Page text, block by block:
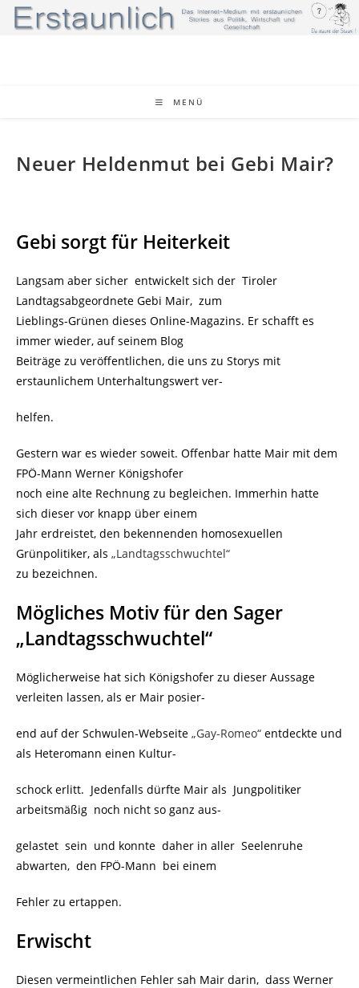
Zum
Inhalt
MENÜ
Neuer Heldenmut bei Gebi Mair?
Gebi sorgt für Heiterkeit
Langsam aber sicher entwickelt sich der Tiroler
Landtagsabgeordnete Gebi Mair, zum
Lieblings-Grünen dieses Online-Magazins. Er schafft es
immer wieder, auf seinem Blog
Beiträge zu veröffentlichen, die uns zu Storys mit
erstaunlichem Unterhaltungswert ver-
helfen.
Gestern war es wieder soweit. Offenbar hatte Mair mit dem
FPÖ-Mann Werner Königshofer
noch eine alte Rechnung zu begleichen. Immerhin hatte
sich dieser vor knapp über einem
Jahr erdreistet, den bekennenden homosexuellen
Grünpolitiker, als „Landtagsschwuchtel“
zu bezeichnen.
Mögliches Motiv für den Sager
„Landtagsschwuchtel“
Möglicherweise hat sich Königshofer zu dieser Aussage
verleiten lassen, als er Mair posier-
end auf der Schwulen-Webseite „Gay-Romeo“ entdeckte und
als Heteromann einen Kultur-
schock erlitt. Jedenfalls dürfte Mair als Jungpolitiker
arbeitsmäßig noch nicht so ganz aus-
gelastet sein und konnte daher in aller Seelenruhe
abwarten, den FPÖ-Mann bei einem
Fehler zu ertappen.
Erwischt
Diesen vermeintlichen Fehler sah Mair darin, dass Werner